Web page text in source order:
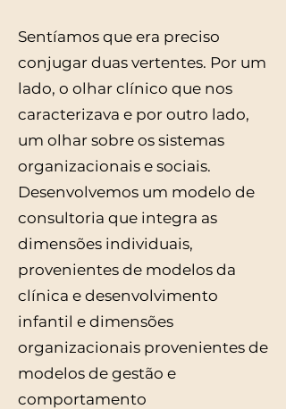
Sentíamos que era preciso
conjugar duas vertentes. Por um
lado, o olhar clínico que nos
caracterizava e por outro lado,
um olhar sobre os sistemas
organizacionais e sociais.
Desenvolvemos um modelo de
consultoria que integra as
dimensões individuais,
provenientes de modelos da
clínica e desenvolvimento
infantil e dimensões
organizacionais provenientes de
modelos de gestão e
comportamento